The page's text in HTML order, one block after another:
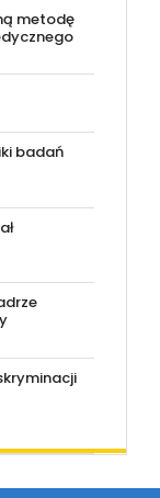
metodę
badań